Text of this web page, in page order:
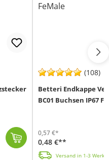
(108)
Betteri Endkappe
BC01 Buchsen IP67
0,57 €*
0,48 €**
Versand in 1-3